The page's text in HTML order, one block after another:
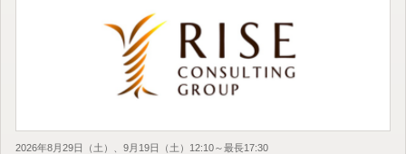
2026年8月29日（土）、9月19日（土）12:10～最長17:30